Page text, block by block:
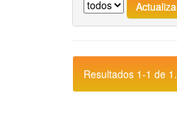
Resultados 1-1 de 1.